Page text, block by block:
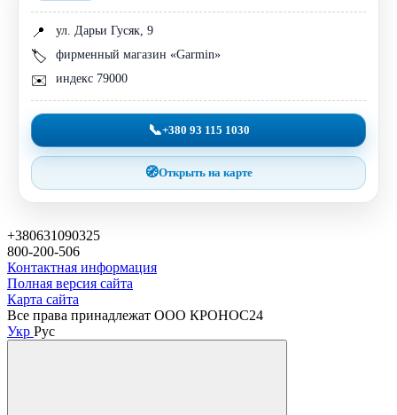
📍 ул. Дарьи Гусяк, 9
🏷️ фирменный магазин «Garmin»
✉️ индекс 79000
📞+380 93 115 1030
🧭Открыть на карте
+380631090325
800-200-506
Контактная информация
Полная версия сайта
Карта сайта
Все права принадлежат ООО КРОНОС24
Укр Рус